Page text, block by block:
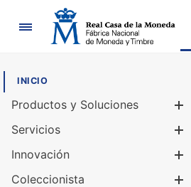
Navegación
INICIO
Productos y Soluciones
Servicios
Innovación
Coleccionista